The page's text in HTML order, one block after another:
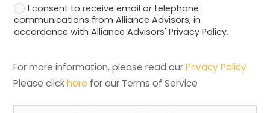
I consent to receive email or telephone
communications from Alliance Advisors, in
accordance with Alliance Advisors' Privacy Policy.
For more information, please read our Privacy Policy
Please click here for our Terms of Service